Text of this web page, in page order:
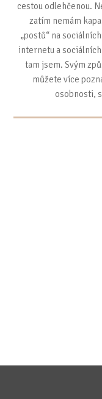
cestou odlehčenou.
zatím nemám
„postů“ na
internetu a
tam jsem. Svým
můžete více
osobnosti,